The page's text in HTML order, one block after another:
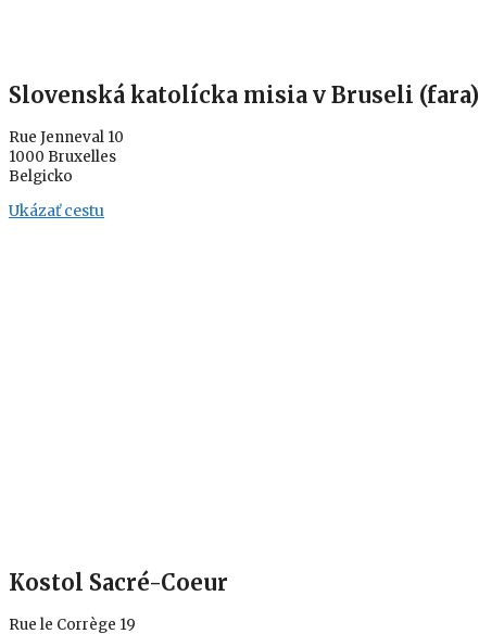
Slovenská katolícka misia v Bruseli (fara)
Rue Jenneval 10
1000 Bruxelles
Belgicko
Ukázať cestu
Kostol Sacré-Coeur
Rue le Corrège 19